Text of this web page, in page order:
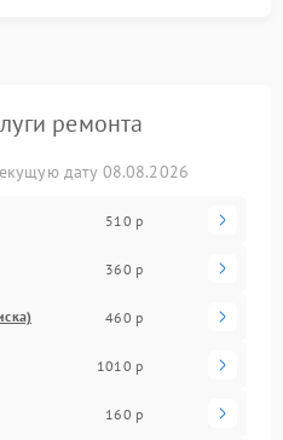
ремонта
дату 08.08.2026
510 р
360 р
460 р
1010 р
160 р